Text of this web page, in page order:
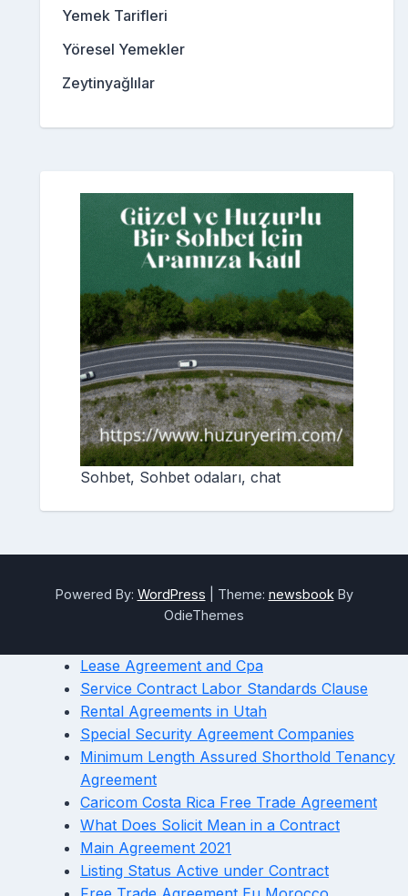
Yemek Tarifleri
Yöresel Yemekler
Zeytinyağlılar
Sohbet, Sohbet odaları, chat
Powered By: WordPress Theme: newsbook By
OdieThemes
Lease Agreement and Cpa
Service Contract Labor Standards Clause
Rental Agreements in Utah
Special Security Agreement Companies
Minimum Length Assured Shorthold Tenancy
Agreement
Caricom Costa Rica Free Trade Agreement
What Does Solicit Mean in a Contract
Main Agreement 2021
Listing Status Active under Contract